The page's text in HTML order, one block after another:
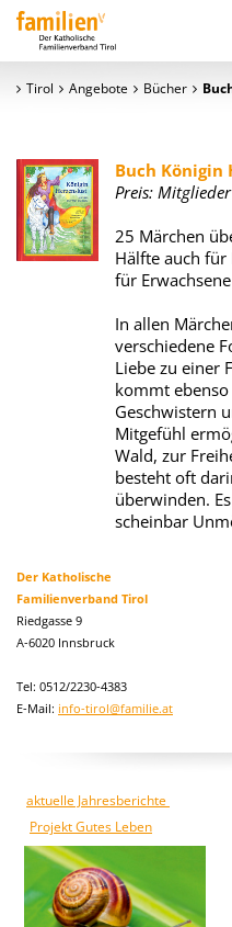
Tirol Angebote Bücher
Buch Königin
Preis:
25 Märchen
Hälfte auch für
für
In allen
verschiedene
Liebe zu einer
kommt
Geschwistern
Mitgefühl
Wald, zur
besteht oft
überwinden.
scheinbar
Der Katholische
Familienverband Tirol
Riedgasse 9
A-6020 Innsbruck
Tel: 0512/2230-4383
E-Mail: info-tirol@familie.at
aktuelle Jahresberichte
Projekt Gutes Leben